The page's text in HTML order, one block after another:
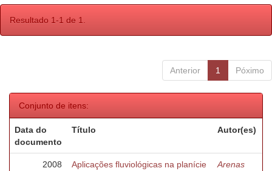
Resultado 1-1 de 1.
Anterior 1 Póximo
Conjunto de itens:
Data do
documento
Título Autor(es)
2008
Aplicações fluviológicas na planície
Arenas